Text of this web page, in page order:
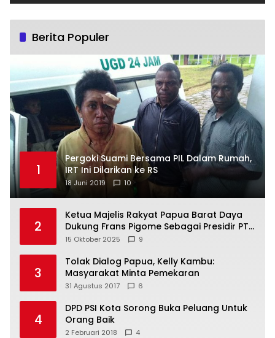
Berita Populer
1
Pergoki Suami Bersama PIL Dalam Rumah,
IRT Ini Dilarikan ke RS
18 Juni 2019 10
2
Ketua Majelis Rakyat Papua Barat Daya
Dukung Frans Pigome Sebagai Presidir PT
Freeport Indonesia
15 Oktober 2025 9
3
Tolak Dialog Papua, Kelly Kambu:
Masyarakat Minta Pemekaran
31 Agustus 2017 6
4
DPD PSI Kota Sorong Buka Peluang Untuk
Orang Baik
2 Februari 2018 4